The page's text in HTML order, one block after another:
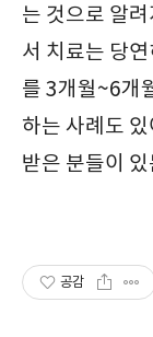
는 것으로 알
서 치료는 당
를 3개월~6개
하는 사례도
받은 분들이
공감